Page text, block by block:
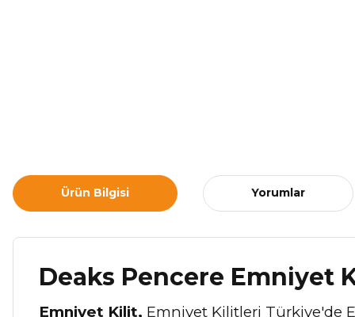
Ürün Bilgisi Yorumlar
Deaks Pencere Emniyet
Emniyet Kilit, Emniyet Kilitleri Türkiye'de